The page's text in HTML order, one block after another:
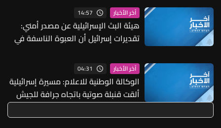
زون
آخر الأخبار 14:57
هيئة البث الإسرائيلية عن مصدر أمني:
تقديرات إسرائيل أن العبوة الناسفة في
آخر الأخبار 04:31
الوكالة الوطنية للاعلام: مسيرة إسرائيلية
ألقت قنبلة صوتية باتجاه جرافة للجيش
أثناء عملها على فتح طريق بلدة
المنصوري